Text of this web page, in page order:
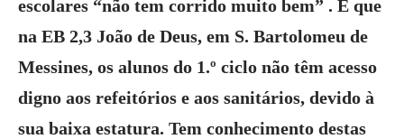
escolares “não tem corrido muito bem” . E que
na EB 2,3 João de Deus, em S. Bartolomeu de
Messines, os alunos do 1.º ciclo não têm acesso
digno aos refeitórios e aos sanitários, devido à
sua baixa estatura. Tem conhecimento destas